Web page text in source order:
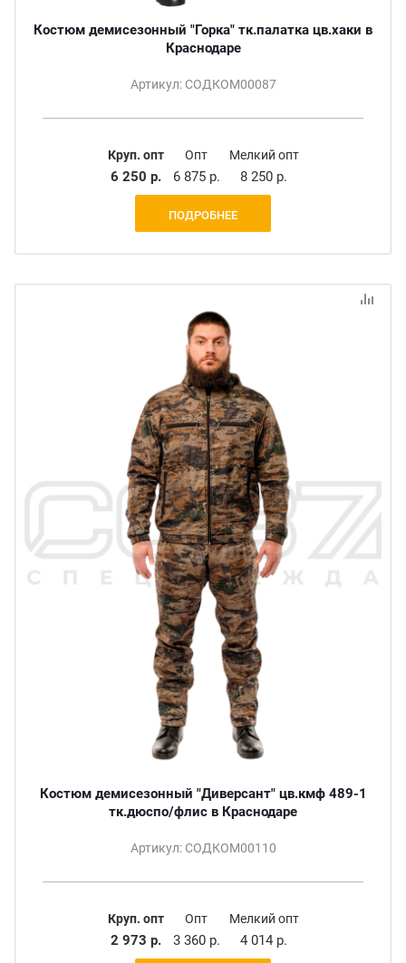
Костюм демисезонный "Горка" тк.палатка цв.хаки в
Краснодаре
Артикул: СОДКОМ00087
Круп. опт
6 250 р.
Опт
6 875 р.
Мелкий опт
8 250 р.
ПОДРОБНЕЕ
Костюм демисезонный "Диверсант" цв.кмф 489-1
тк.дюспо/флис в Краснодаре
Артикул: СОДКОМ00110
Круп. опт
2 973 р.
Опт
3 360 р.
Мелкий опт
4 014 р.